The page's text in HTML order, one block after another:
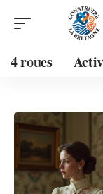
4 roues